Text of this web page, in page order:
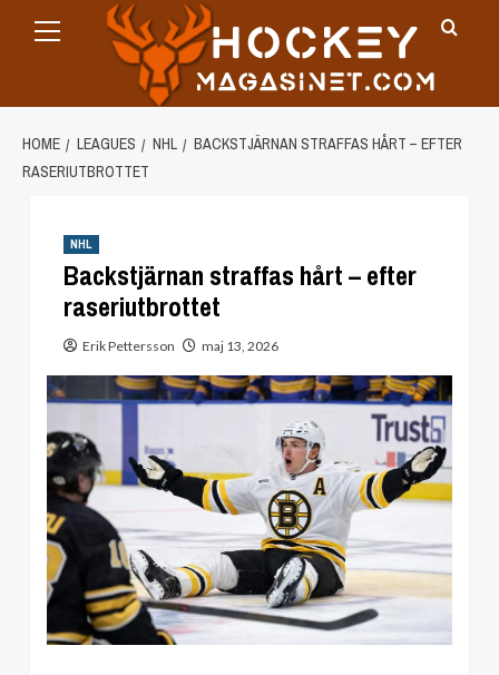
Menu
HOME LEAGUES NHL
BACKSTJÄRNAN STRAFFAS HÅRT – EFTER
RASERIUTBROTTET
NHL
Backstjärnan straffas hårt – efter
raseriutbrottet
Erik Pettersson maj 13, 2026